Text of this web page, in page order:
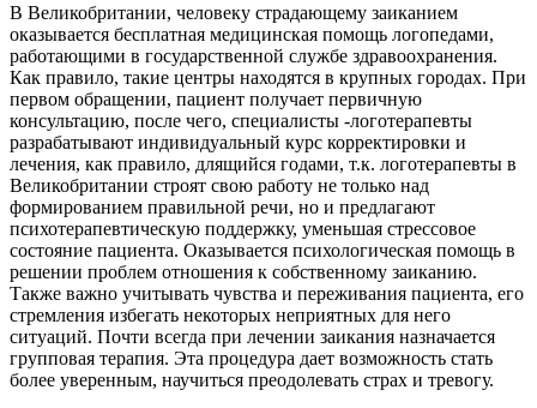
В Великобритании, человеку страдающему заиканием
оказывается бесплатная медицинская помощь логопедами,
работающими в государственной службе здравоохранения.
Как правило, такие центры находятся в крупных городах. При
первом обращении, пациент получает первичную
консультацию, после чего, специалисты -логотерапевты
разрабатывают индивидуальный курс корректировки и
лечения, как правило, длящийся годами, т.к. логотерапевты в
Великобритании строят свою работу не только над
формированием правильной речи, но и предлагают
психотерапевтическую поддержку, уменьшая стрессовое
состояние пациента. Оказывается психологическая помощь в
решении проблем отношения к собственному заиканию.
Также важно учитывать чувства и переживания пациента, его
стремления избегать некоторых неприятных для него
ситуаций. Почти всегда при лечении заикания назначается
групповая терапия. Эта процедура дает возможность стать
более уверенным, научиться преодолевать страх и тревогу.